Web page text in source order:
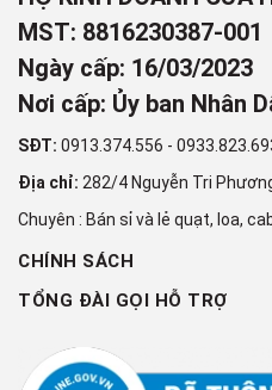
MST: 8816230387-001
Ngày cấp: 16/03/2023
Nơi cấp: Ủy ban Nhân
SĐT: 0913.374.556 -
Địa chỉ: 282/4 Nguyễn Tri
Chuyên : Bán sỉ và lẻ quạt, loa,
CHÍNH SÁCH
TỔNG ĐÀI GỌI HỖ TRỢ